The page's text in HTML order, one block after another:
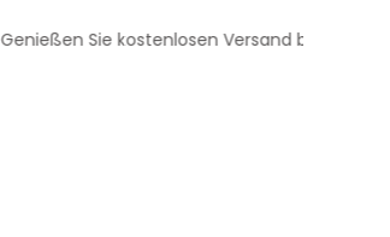
Genießen Sie kostenlosen Versand bei